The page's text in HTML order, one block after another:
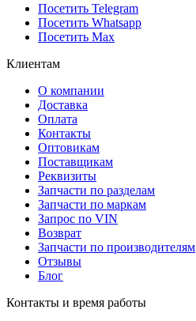
Посетить Telegram
Посетить Whatsapp
Посетить Max
Клиентам
О компании
Доставка
Оплата
Контакты
Оптовикам
Поставщикам
Реквизиты
Запчасти по разделам
Запчасти по маркам
Запрос по VIN
Возврат
Запчасти по производителям
Отзывы
Блог
Контакты и время работы